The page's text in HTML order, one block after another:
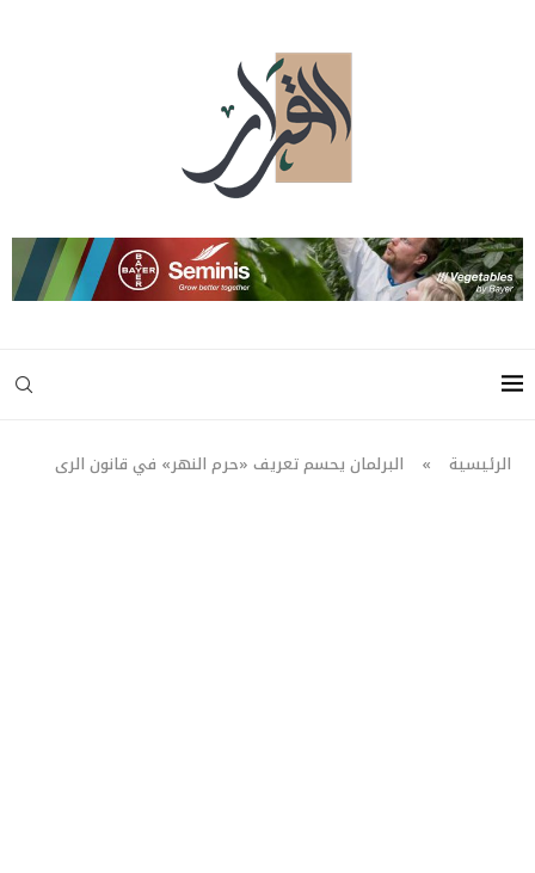
الرئيسية » البرلمان يحسم تعريف «حرم النهر» في قانون الرى